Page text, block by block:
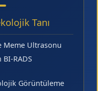
Tanı
Meme Ultrasonu
BI-RADS
Görüntüleme